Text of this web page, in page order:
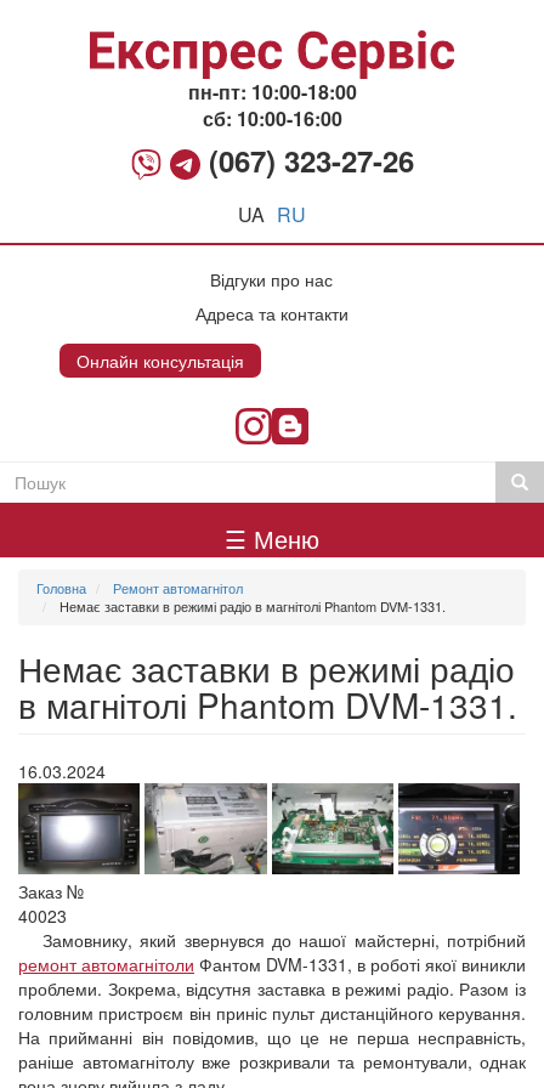
пн-пт: 10:00-18:00
сб: 10:00-16:00
(067) 323-27-26
UA RU
Відгуки про нас
Адреса та контакти
Онлайн консультація
Пошукова
Пошук
меню
☰ Меню
Головна
Ремонт автомагнітол
Немає заставки в режимі радіо в магнітолі Phantom DVM-1331.
Немає заставки в режимі радіо
в магнітолі Phantom DVM-1331.
16.03.2024
Заказ №
40023
Замовнику, який звернувся до нашої майстерні, потрібний
ремонт автомагнітоли Фантом DVM-1331, в роботі якої виникли
проблеми. Зокрема, відсутня заставка в режимі радіо. Разом із
головним пристроєм він приніс пульт дистанційного керування.
На прийманні він повідомив, що це не перша несправність,
раніше автомагнітолу вже розкривали та ремонтували, однак